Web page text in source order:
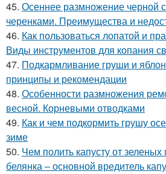
45. Осеннее размножение черной
черенками. Преимущества и
46. Как пользоваться лопатой и
Виды инструментов для копания
47. Подкармливание груши и
принципы и рекомендации
48. Особенности размножения
весной. Корневыми отводками
49. Как и чем подкормить грушу
зиме
50. Чем полить капусту от зеленых
белянка – основной вредитель